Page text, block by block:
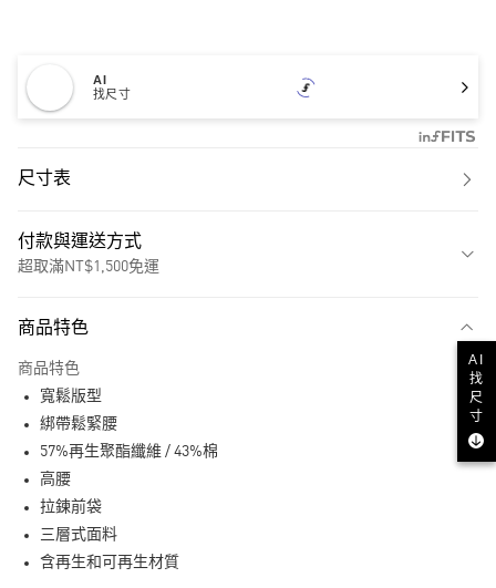
AI
找尺寸
尺寸表
付款與運送方式
超取滿NT$1,500免運
LINE Pay
全家取貨付款
商品特色
商品特色
寬鬆版型
綁帶鬆緊腰
57%再生聚酯纖維 / 43%棉
高腰
拉鍊前袋
三層式面料
含再生和可再生材質
AI
找
尺
寸